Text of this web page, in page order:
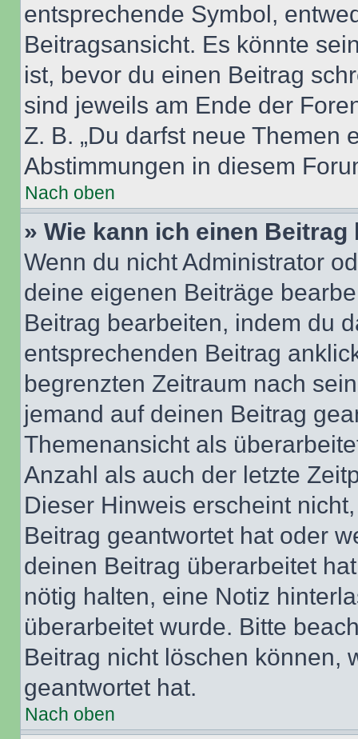
entsprechende Symbol,
Beitragsansicht. Es könnte
ist, bevor du einen Beitrag
sind jeweils am Ende der
Z. B. „Du darfst neue Themen
Abstimmungen in diesem
Nach oben
» Wie kann ich einen
Wenn du nicht Administrator
deine eigenen Beiträge
Beitrag bearbeiten, indem du
entsprechenden Beitrag
begrenzten Zeitraum nach
jemand auf deinen Beitrag
Themenansicht als
Anzahl als auch der letzte
Dieser Hinweis erscheint
Beitrag geantwortet hat oder
deinen Beitrag überarbeitet
nötig halten, eine Notiz
überarbeitet wurde. Bitte
Beitrag nicht löschen können,
geantwortet hat.
Nach oben